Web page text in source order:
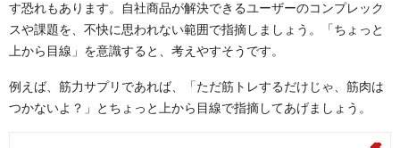
す恐れもあります。自社商品が解決できるユーザーのコンプレック
スや課題を、不快に思われない範囲で指摘しましょう。「ちょっと
上から目線」を意識すると、考えやすそうです。
例えば、筋力サプリであれば、「ただ筋トレするだけじゃ、筋肉は
つかないよ？」とちょっと上から目線で指摘してあげましょう。